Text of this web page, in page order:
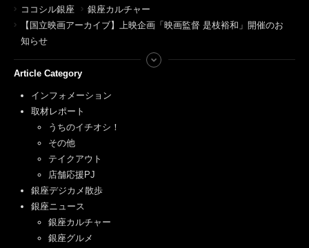
ココシル銀座
銀座カルチャー
【国立映画アーカイブ】上映企画「映画監督 是枝裕和」開催のお
知らせ
Article Category
インフォメーション
取材レポート
うちのイチオシ！
その他
テイクアウト
店舗応援PJ
銀座デジカメ散歩
銀座ニュース
銀座カルチャー
銀座グルメ